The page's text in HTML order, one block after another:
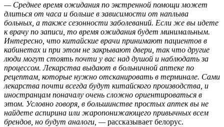
— Среднее время ожидания по экстренной помощи может
длиться от часа и больше в зависимости от наплыва
больных, а также сезонности заболеваний. Если же вы идете
к врачу по записи, то время ожидания будет минимальным.
Интересно, что китайские врачи принимают пациентов в
кабинетах и при этом не закрывают двери, так что другие
люди могут стоять почти у вас над душой и наблюдать за
процессом. Лекарства выдают в больничной аптеке по
рецептам, которые нужно отсканировать в терминале. Сами
лекарства почти всегда будут китайского производства, и
иностранцам поначалу очень сложно ориентироваться в
этом. Условно говоря, в большинстве простых аптек вы не
найдете аспирина или жаропонижающего привычных всем
брендов, но будут аналоги, —рассказывает белорус.